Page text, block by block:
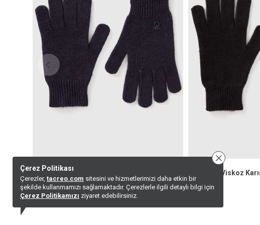
0,00 TL 0,00
Çerez Politikası
Çerezler, tacreo.com sitesini ve hizmetlerimizi daha etkin bir
şekilde kullanmamızı sağlamaktadır. Çerezlerle ilgili detaylı bilgi için
Çerez Politikamızı ziyaret edebilirsiniz.